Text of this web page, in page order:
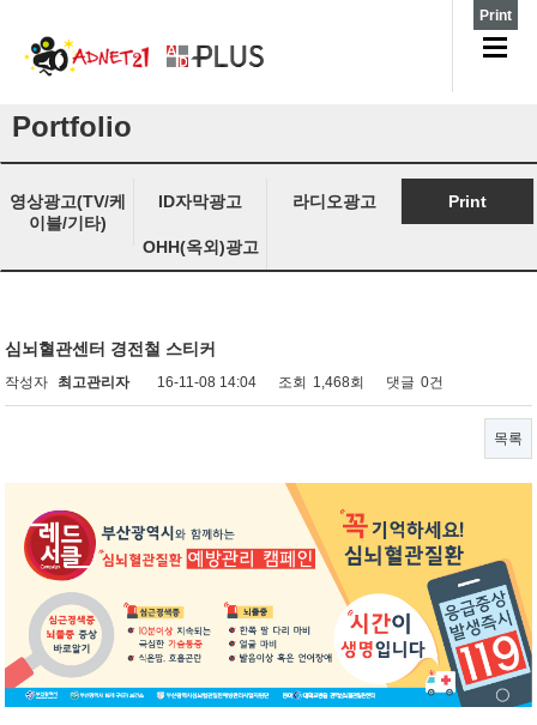
Portfolio
영상광고(TV/케
이블/기타)
ID자막광고 라디오광고 Print
OHH(옥외)광고
Print
심뇌혈관센터 경전철 스티커
작성자 최고관리자 16-11-08 14:04 조회 1,468회 댓글 0건
목록